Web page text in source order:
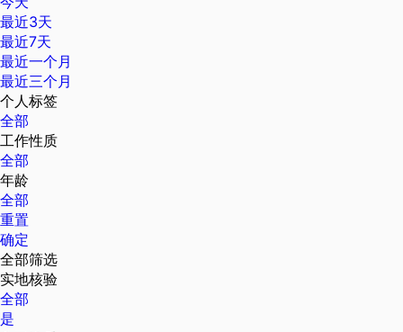
最近3天
最近7天
最近一个月
最近三个月
个人标签
全部
工作性质
全部
年龄
全部
重置
确定
全部筛选
实地核验
全部
是